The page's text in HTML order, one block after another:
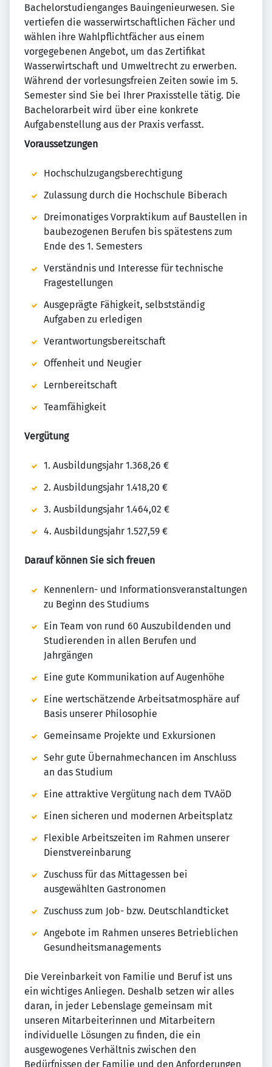
Bachelorstudienganges Bauingenieurwesen. Sie
vertiefen die wasserwirtschaftlichen Fächer und
wählen ihre Wahlpflichtfächer aus einem
vorgegebenen Angebot, um das Zertifikat
Wasserwirtschaft und Umweltrecht zu erwerben.
Während der vorlesungsfreien Zeiten sowie im 5.
Semester sind Sie bei Ihrer Praxisstelle tätig. Die
Bachelorarbeit wird über eine konkrete
Aufgabenstellung aus der Praxis verfasst.
Voraussetzungen
Hochschulzugangsberechtigung
Zulassung durch die Hochschule Biberach
Dreimonatiges Vorpraktikum auf Baustellen in
baubezogenen Berufen bis spätestens zum
Ende des 1. Semesters
Verständnis und Interesse für technische
Fragestellungen
Ausgeprägte Fähigkeit, selbstständig
Aufgaben zu erledigen
Verantwortungsbereitschaft
Offenheit und Neugier
Lernbereitschaft
Teamfähigkeit
Vergütung
1. Ausbildungsjahr 1.368,26 €
2. Ausbildungsjahr 1.418,20 €
3. Ausbildungsjahr 1.464,02 €
4. Ausbildungsjahr 1.527,59 €
Darauf können Sie sich freuen
Kennenlern- und Informationsveranstaltungen
zu Beginn des Studiums
Ein Team von rund 60 Auszubildenden und
Studierenden in allen Berufen und
Jahrgängen
Eine gute Kommunikation auf Augenhöhe
Eine wertschätzende Arbeitsatmosphäre auf
Basis unserer Philosophie
Gemeinsame Projekte und Exkursionen
Sehr gute Übernahmechancen im Anschluss
an das Studium
Eine attraktive Vergütung nach dem TVAöD
Einen sicheren und modernen Arbeitsplatz
Flexible Arbeitszeiten im Rahmen unserer
Dienstvereinbarung
Zuschuss für das Mittagessen bei
ausgewählten Gastronomen
Zuschuss zum Job- bzw. Deutschlandticket
Angebote im Rahmen unseres Betrieblichen
Gesundheitsmanagements
Die Vereinbarkeit von Familie und Beruf ist uns
ein wichtiges Anliegen. Deshalb setzen wir alles
daran, in jeder Lebenslage gemeinsam mit
unseren Mitarbeiterinnen und Mitarbeitern
individuelle Lösungen zu finden, die ein
ausgewogenes Verhältnis zwischen den
Bedürfnissen der Familie und den Anforderungen